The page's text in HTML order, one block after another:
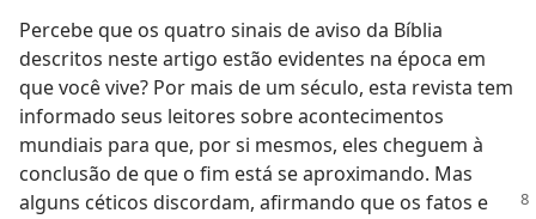
Percebe que os quatro sinais de aviso da Bíblia
descritos neste artigo estão evidentes na época em
que você vive? Por mais de um século, esta revista tem
informado seus leitores sobre acontecimentos
mundiais para que, por si mesmos, eles cheguem à
conclusão de que o fim está se aproximando. Mas
alguns céticos discordam, afirmando que os fatos e